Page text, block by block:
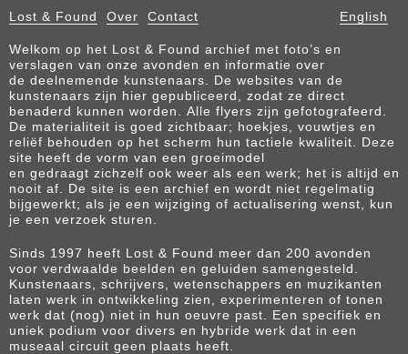
Lost & Found Over Contact English
Welkom op het Lost & Found archief met foto’s en
verslagen van onze avonden en informatie over
de deelnemende kunstenaars. De websites van de
kunstenaars zijn hier gepubliceerd, zodat ze direct
benaderd kunnen worden. Alle flyers zijn gefotografeerd.
De materialiteit is goed zichtbaar; hoekjes, vouwtjes en
reliëf behouden op het scherm hun tactiele kwaliteit. Deze
site heeft de vorm van een groeimodel
en gedraagt zichzelf ook weer als een werk; het is altijd en
nooit af. De site is een archief en wordt niet regelmatig
bijgewerkt; als je een wijziging of actualisering wenst, kun
je een verzoek sturen.
Sinds 1997 heeft Lost & Found meer dan 200 avonden
voor verdwaalde beelden en geluiden samengesteld.
Kunstenaars, schrijvers, wetenschappers en muzikanten
laten werk in ontwikkeling zien, experimenteren of tonen
werk dat (nog) niet in hun oeuvre past. Een specifiek en
uniek podium voor divers en hybride werk dat in een
museaal circuit geen plaats heeft.